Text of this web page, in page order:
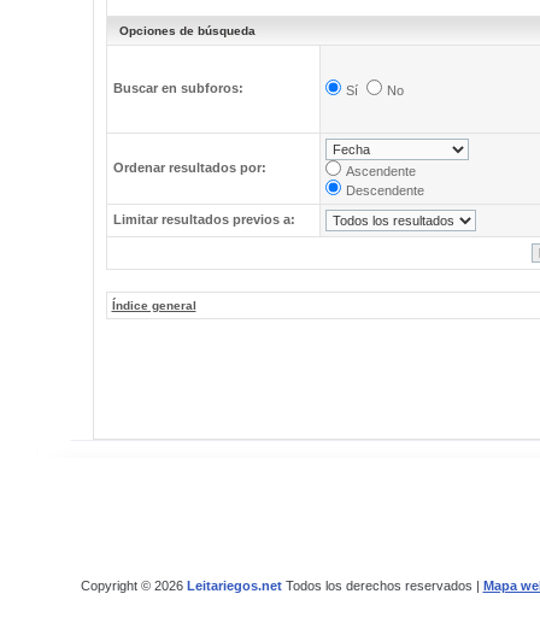
Opciones de búsqueda
Buscar en subforos: Sí No
Ordenar resultados por:
Ascendente
Descendente
Limitar resultados previos a:
Índice general
Copyright © 2026 Leitariegos.netTodos los derechos reservados | Mapa